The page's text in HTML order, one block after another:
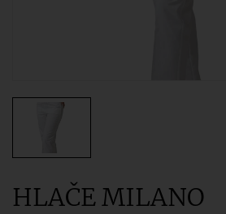
HLAČE MILANO